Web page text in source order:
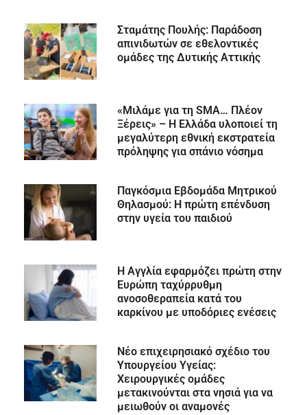
Σταμάτης Πουλής: Παράδοση
απινιδωτών σε εθελοντικές
ομάδες της Δυτικής Αττικής
«Μιλάμε για τη SMA… Πλέον
Ξέρεις» – Η Ελλάδα υλοποιεί τη
μεγαλύτερη εθνική εκστρατεία
πρόληψης για σπάνιο νόσημα
Παγκόσμια Εβδομάδα Μητρικού
Θηλασμού: Η πρώτη επένδυση
στην υγεία του παιδιού
Η Αγγλία εφαρμόζει πρώτη στην
Ευρώπη ταχύρρυθμη
ανοσοθεραπεία κατά του
καρκίνου με υποδόριες ενέσεις
Νέο επιχειρησιακό σχέδιο του
Υπουργείου Υγείας:
Χειρουργικές ομάδες
μετακινούνται στα νησιά για να
μειωθούν οι αναμονές